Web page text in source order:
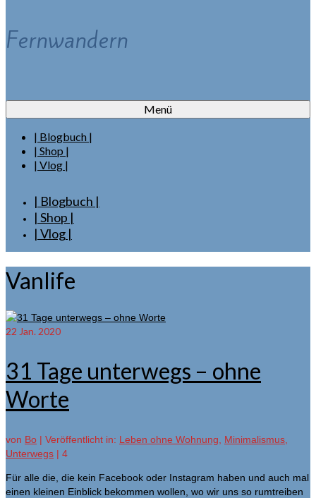
Fernwandern
Menü
| Blogbuch |
| Shop |
| Vlog |
| Blogbuch |
| Shop |
| Vlog |
Vanlife
22 Jan. 2020
31 Tage unterwegs – ohne
Worte
von Bo | Veröffentlicht in: Leben ohne Wohnung Minimalismus
Unterwegs | 4
Für alle die, die kein Facebook oder Instagram haben und auch mal
einen kleinen Einblick bekommen wollen, wo wir uns so rumtreiben